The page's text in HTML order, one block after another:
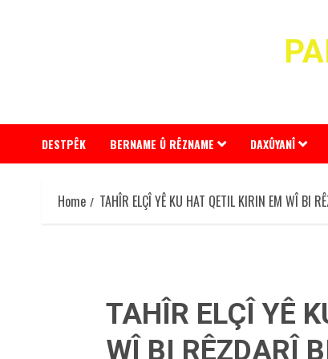
DESTPÊK BERNAME Û RÊZNAME DAXÛYANÎ
Home TAHÎR ELÇÎ YÊ KU HAT QETIL KIRIN EM WÎ BI
TAHÎR ELÇÎ YÊ
WÎ BI RÊZDARÎ